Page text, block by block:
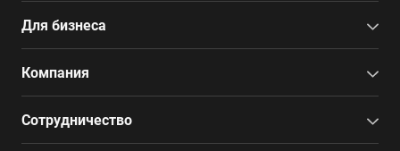
Для бизнеса
Компания
Сотрудничество